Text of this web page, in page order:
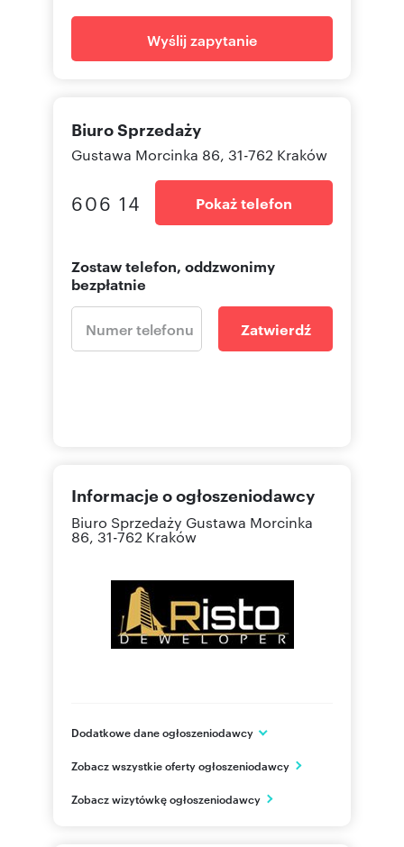
Wyślij zapytanie
Biuro Sprzedaży
Gustawa Morcinka 86, 31-762 Kraków
606 14 Pokaż telefon
Zostaw telefon, oddzwonimy
bezpłatnie
Zatwierdź
Informacje o ogłoszeniodawcy
Biuro Sprzedaży Gustawa Morcinka
86, 31-762 Kraków
Dodatkowe dane ogłoszeniodawcy
ul. Klonów 102
małopolskie
Zobacz wszystkie oferty ogłoszeniodawcy
Zobacz wizytówkę ogłoszeniodawcy